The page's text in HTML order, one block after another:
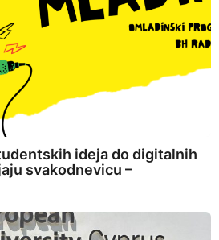
ideja do digitalnih
svakodnevicu –